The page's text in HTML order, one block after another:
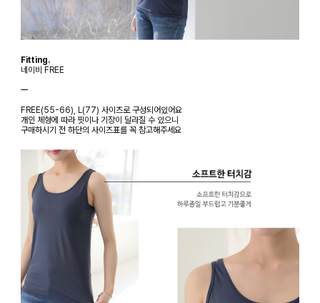
Fitting.
네이비 FREE
ㅡ
FREE(55-66), L(77) 사이즈로 구성되어있어요
개인 체형에 따라 핏이나 기장이 달라질 수 있으니
구매하시기 전 하단의 사이즈표를 꼭 참고해주세요